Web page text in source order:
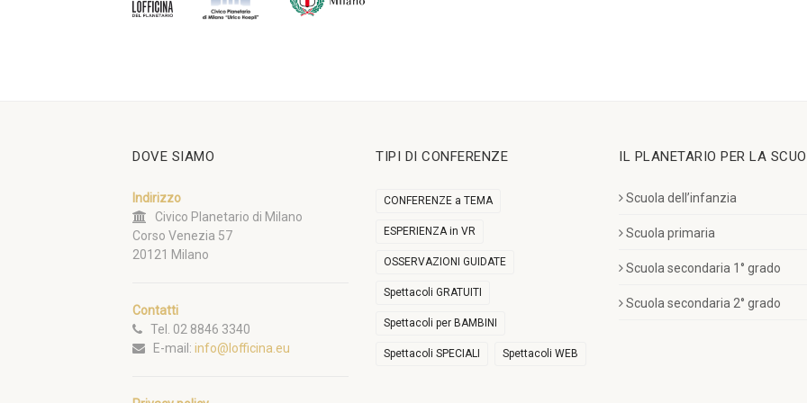
DOVE SIAMO
Indirizzo
Civico Planetario di Milano
Corso Venezia 57
20121 Milano
Contatti
Tel. 02 8846 3340
E-mail: info@lofficina.eu
TIPI DI CONFERENZE
CONFERENZE a TEMA
ESPERIENZA in VR
OSSERVAZIONI GUIDATE
Spettacoli GRATUITI
Spettacoli per BAMBINI
Spettacoli SPECIALI Spettacoli WEB
IL PLANETARIO PER LA
Scuola dell’infanzia
Scuola primaria
Scuola secondaria 1° grado
Scuola secondaria 2° grado